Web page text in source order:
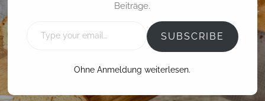
Röstzwiebelbrot
Beiträge.
YOUR
EMAIL…
SUBSCRIBE
Ohne Anmeldung weiterlesen.